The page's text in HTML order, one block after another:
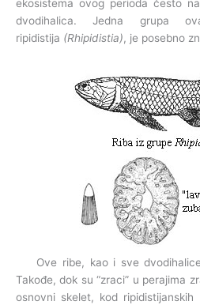
ekosistema ovog perioda često
dvodihalica. Jedna grupa
ripidistija (Rhipidistia), je posebno
Ove ribe, kao i sve
Takođe, dok su “zraci” u perajima
osnovni skelet, kod